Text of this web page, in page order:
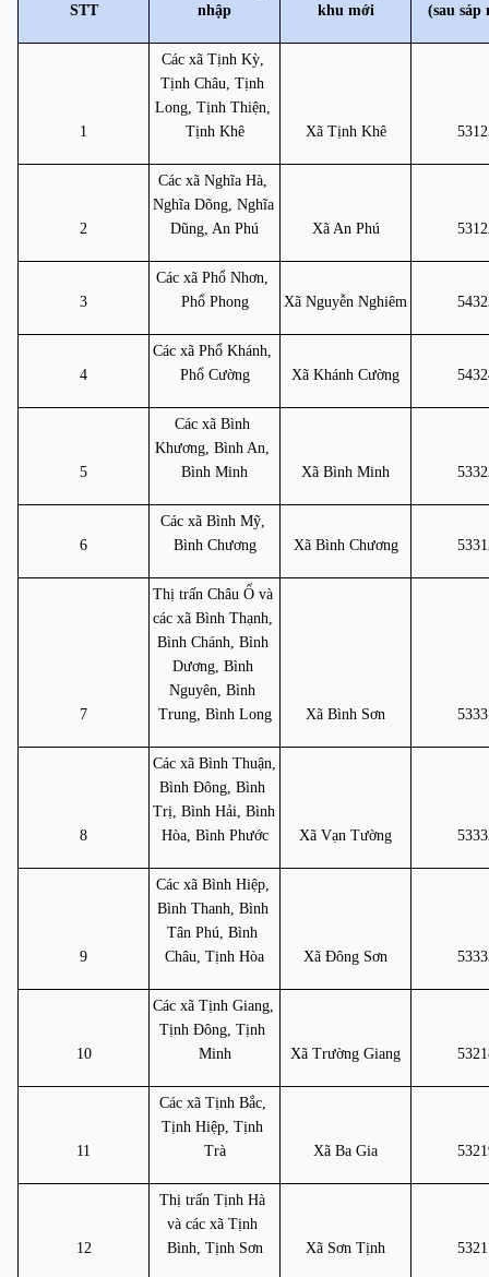
STT
nhập
khu mới
(sau sáp
1
Các xã Tịnh Kỳ,
Tịnh Châu, Tịnh
Long, Tịnh Thiện,
Tịnh Khê
Xã Tịnh Khê
2
Các xã Nghĩa Hà,
Nghĩa Dõng, Nghĩa
Dũng, An Phú
Xã An Phú
3
Các xã Phổ Nhơn,
Phổ Phong
Xã Nguyễn Nghiêm
4
Các xã Phổ Khánh,
Phổ Cường
Xã Khánh Cường
5
Các xã Bình
Khương, Bình An,
Bình Minh
Xã Bình Minh
6
Các xã Bình Mỹ,
Bình Chương
Xã Bình Chương
7
Thị trấn Châu Ổ và
các xã Bình Thạnh,
Bình Chánh, Bình
Dương, Bình
Nguyên, Bình
Trung, Bình Long
Xã Bình Sơn
8
Các xã Bình Thuận,
Bình Đông, Bình
Trị, Bình Hải, Bình
Hòa, Bình Phước
Xã Vạn Tường
9
Các xã Bình Hiệp,
Bình Thanh, Bình
Tân Phú, Bình
Châu, Tịnh Hòa
Xã Đông Sơn
10
Các xã Tịnh Giang,
Tịnh Đông, Tịnh
Minh
Xã Trường Giang
11
Các xã Tịnh Bắc,
Tịnh Hiệp, Tịnh
Trà
Xã Ba Gia
12
Thị trấn Tịnh Hà
và các xã Tịnh
Bình, Tịnh Sơn
Xã Sơn Tịnh